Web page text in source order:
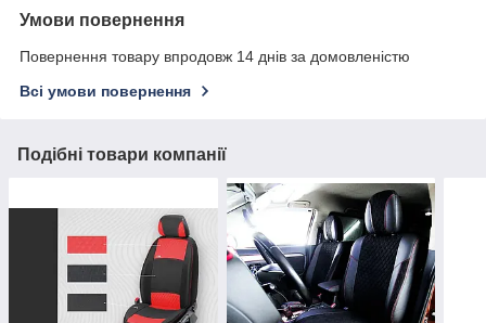
Умови повернення
Повернення товару впродовж 14 днів за домовленістю
Всі умови повернення
Подібні товари компанії